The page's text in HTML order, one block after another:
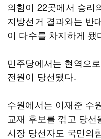
의힘이 22곳에서 승리
지방선거 결과와는 반
이 다수를 차지하게 됐
민주당에서는 현역으
전원이 당선됐다.
수원에서는 이재준 수
교재 후보를 꺾고 당
시장 당선자도 국민의